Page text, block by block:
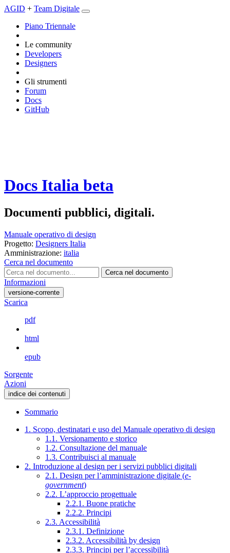
AGID + Team Digitale
Piano Triennale
Le community
Developers
Designers
Gli strumenti
Forum
Docs
GitHub
Docs Italia beta
Documenti pubblici, digitali.
Manuale operativo di design
Progetto: Designers Italia
Amministrazione: italia
Cerca nel documento
Cerca nel documento
Informazioni
versione-corrente
Scarica
pdf
html
epub
Sorgente
Azioni
indice dei contenuti
Sommario
1. Scopo, destinatari e uso del Manuale operativo di design
1.1. Versionamento e storico
1.2. Consultazione del manuale
1.3. Contribuisci al manuale
2. Introduzione al design per i servizi pubblici digitali
2.1. Design per l’amministrazione digitale (e-
government)
2.2. L’approccio progettuale
2.2.1. Buone pratiche
2.2.2. Principi
2.3. Accessibilità
2.3.1. Definizione
2.3.2. Accessibilità by design
2.3.3. Principi per l’accessibilità